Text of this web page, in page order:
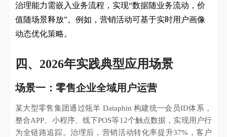
治理能力需嵌入业务流程，实现“数据随业务流动，价
值随场景释放”。例如，营销活动可基于实时用户画像
动态优化策略。
四、2026年实践典型应用场景
场景一：零售企业全域用户运营
某大型零售集团通过瓴羊 Dataphin 构建统一会员ID体系，
整合APP、小程序、线下POS等12个触点数据，实现用户行
为全链路追踪。治理后，营销活动转化率提升37%，客户